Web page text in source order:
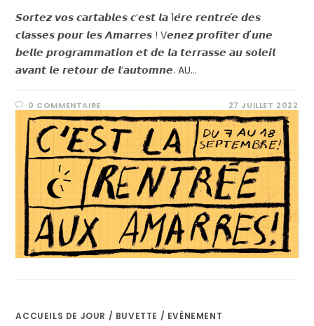
𝙎𝙤𝙧𝙩𝙚𝙯 𝙫𝙤𝙨 𝙘𝙖𝙧𝙩𝙖𝙗𝙡𝙚𝙨 𝙘’𝙚𝙨𝙩 𝙡𝙖 1𝙚̀𝙧𝙚 𝙧𝙚𝙣𝙩𝙧𝙚́𝙚 𝙙𝙚𝙨
𝙘𝙡𝙖𝙨𝙨𝙚𝙨 𝙥𝙤𝙪𝙧 𝙡𝙚𝙨 𝘼𝙢𝙖𝙧𝙧𝙚𝙨 ! V𝙚𝙣𝙚𝙯 𝙥𝙧𝙤𝙛𝙞𝙩𝙚𝙧 𝙙'𝙪𝙣𝙚
𝙗𝙚𝙡𝙡𝙚 𝙥𝙧𝙤𝙜𝙧𝙖𝙢𝙢𝙖𝙩𝙞𝙤𝙣 𝙚𝙩 𝙙𝙚 𝙡𝙖 𝙩𝙚𝙧𝙧𝙖𝙨𝙨𝙚 𝙖𝙪 𝙨𝙤𝙡𝙚𝙞𝙡
𝙖𝙫𝙖𝙣𝙩 𝙡𝙚 𝙧𝙚𝙩𝙤𝙪𝙧 𝙙𝙚 𝙡’𝙖𝙪𝙩𝙤𝙢𝙣𝙚. AU…
0 COMMENTAIRE 27 JUILLET 2022
ACCUEILS DE JOUR / BUVETTE / EVÉNEMENT